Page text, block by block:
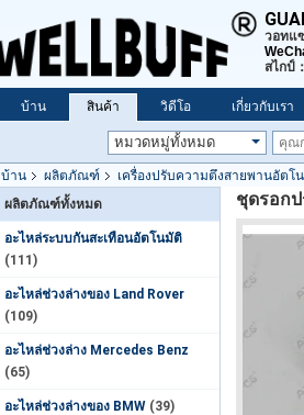
วอทแ
สไกป์：
บ้าน สินค้า วิดีโอ เกี่ยวกับเรา
บ้าน ผลิตภัณฑ์ เครื่องปรับความตึงสายพานอัตโ
ผลิตภัณฑ์ทั้งหมด
อะไหล่ระบบกันสะเทือนอัตโนมัติ
(111)
อะไหล่ช่วงล่างของ Land Rover
(109)
อะไหล่ช่วงล่าง Mercedes Benz
(65)
อะไหล่ช่วงล่างของ BMW (39)
ชุดรอกป